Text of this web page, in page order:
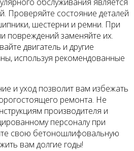
Проверяйте состояние деталей
шестерни и ремни. При
повреждений заменяйте их.
двигатель и другие
используя рекомендованные
и уход позволит вам избежать
ремонта. Не
производителя и
персоналу при
свою бетоношлифовальную
вам долгие годы!